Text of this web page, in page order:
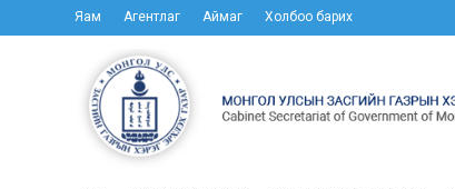
Яам Агентлаг Аймаг Холбоо барих